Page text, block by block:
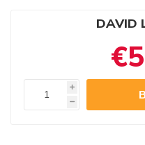
DAVID
i
h